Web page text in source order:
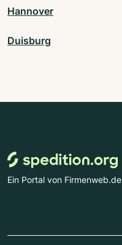
Hannover
Duisburg
Ein Portal von Firmenweb.de